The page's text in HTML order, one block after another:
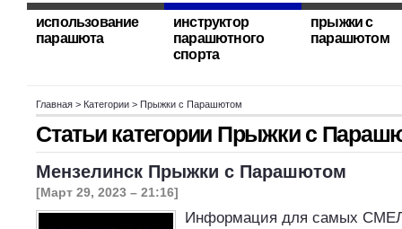
использование
парашюта
инструктор
парашютного
спорта
прыжки с
парашютом
Главная > Категории > Прыжки с Парашютом
Статьи категории Прыжки с
Мензелинск Прыжки с Парашютом
[Март 29, 2023 – 21:16]
Информация для самых